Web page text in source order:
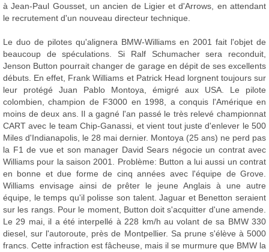
à Jean-Paul Gousset, un ancien de Ligier et d'Arrows, en attendant
le recrutement d'un nouveau directeur technique.
Le duo de pilotes qu'alignera BMW-Williams en 2001 fait l'objet de
beaucoup de spéculations. Si Ralf Schumacher sera reconduit,
Jenson Button pourrait changer de garage en dépit de ses excellents
débuts. En effet, Frank Williams et Patrick Head lorgnent toujours sur
leur protégé Juan Pablo Montoya, émigré aux USA. Le pilote
colombien, champion de F3000 en 1998, a conquis l'Amérique en
moins de deux ans. Il a gagné l'an passé le très relevé championnat
CART avec le team Chip-Ganassi, et vient tout juste d'enlever le 500
Miles d'Indianapolis, le 28 mai dernier. Montoya (25 ans) ne perd pas
la F1 de vue et son manager David Sears négocie un contrat avec
Williams pour la saison 2001. Problème: Button a lui aussi un contrat
en bonne et due forme de cinq années avec l'équipe de Grove.
Williams envisage ainsi de prêter le jeune Anglais à une autre
équipe, le temps qu'il polisse son talent. Jaguar et Benetton seraient
sur les rangs. Pour le moment, Button doit s'acquitter d'une amende.
Le 29 mai, il a été interpellé à 228 km/h au volant de sa BMW 330
diesel, sur l'autoroute, près de Montpellier. Sa prune s'élève à 5000
francs. Cette infraction est fâcheuse, mais il se murmure que BMW la